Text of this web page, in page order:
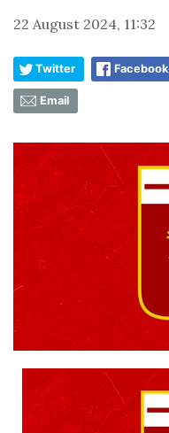
22 August 2024, 11:32
Twitter Facebook
Email